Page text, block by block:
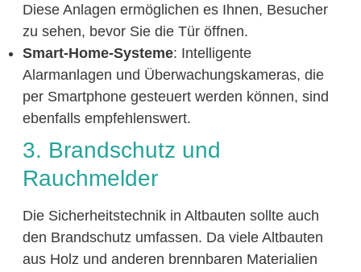
Diese Anlagen ermöglichen es Ihnen, Besucher
zu sehen, bevor Sie die Tür öffnen.
Smart-Home-Systeme: Intelligente
Alarmanlagen und Überwachungskameras, die
per Smartphone gesteuert werden können, sind
ebenfalls empfehlenswert.
3. Brandschutz und
Rauchmelder
Die Sicherheitstechnik in Altbauten sollte auch
den Brandschutz umfassen. Da viele Altbauten
aus Holz und anderen brennbaren Materialien